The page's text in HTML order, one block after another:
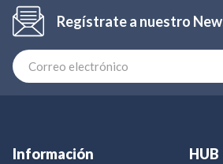
Regístrate a nuestro
Información HUB